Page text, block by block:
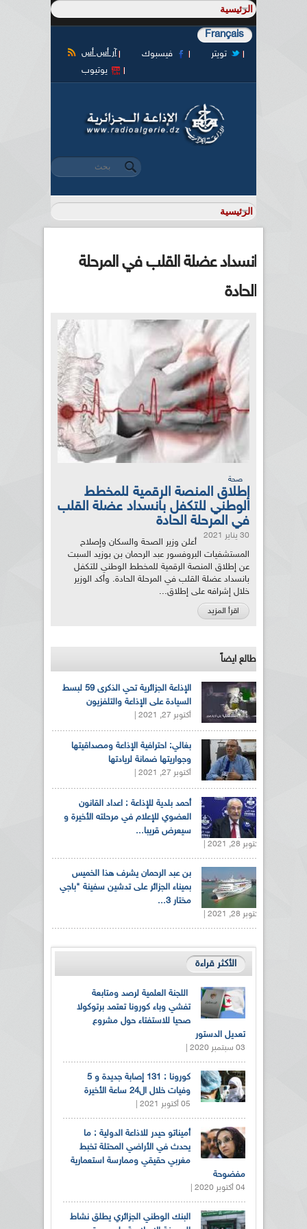
Français
آر أس أس فيسبوك
تويتر
يوتيوب
استمارة البحث
‏بحث ‏
انسداد عضلة القلب في المرحلة
الحادة
صحة
إطلاق المنصة الرقمية للمخطط
الوطني للتكفل بانسداد عضلة القلب
في المرحلة الحادة
30 يناير 2021
أعلن وزير الصحة والسكان وإصلاح
المستشفيات البروفسور عبد الرحمان بن بوزيد السبت
عن إطلاق المنصة الرقمية للمخطط الوطني للتكفل
بانسداد عضلة القلب في المرحلة الحادة. وأكد الوزير
خلال إشرافه على إطلاق...
اقرأ المزيد
طالع ايضاً
الإذاعة الجزائرية تحي الذكرى 59 لبسط
السيادة على الإذاعة والتلفزيون
أكتوبر 27, 2021 |
بغالي: احترافية الإذاعة ومصداقيتها
وجواريتها ضمانة لريادتها
أكتوبر 27, 2021 |
أحمد بلدية للإذاعة : اعداد القانون
العضوي للإعلام في مرحلته الأخيرة و
سيعرض قريبا...
أكتوبر 28, 2021 |
بن عبد الرحمان يشرف هذا الخميس
بميناء الجزائر على تدشين سفينة "باجي
مختار 3...
أكتوبر 28, 2021 |
الأكثر قراءة
اللجنة العلمية لرصد ومتابعة
تفشي وباء كورونا تعتمد برتوكولا
صحيا للاستفتاء حول مشروع
تعديل الدستور
03 سبتمبر 2020 |
كورونا : 131 إصابة جديدة و 5
وفيات خلال ال24 ساعة الأخيرة
05 أكتوبر 2021 |
أميناتو حيدر للاذاعة الدولية : ما
يحدث في الأراضي المحتلة تخبط
مغربي حقيقي وممارسة استعمارية
مفضوحة
04 أكتوبر 2020 |
البنك الوطني الجزائري يطلق نشاط